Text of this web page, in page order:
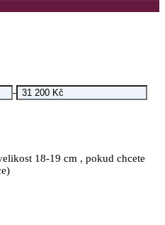
-
18-19 cm , pokud chcete